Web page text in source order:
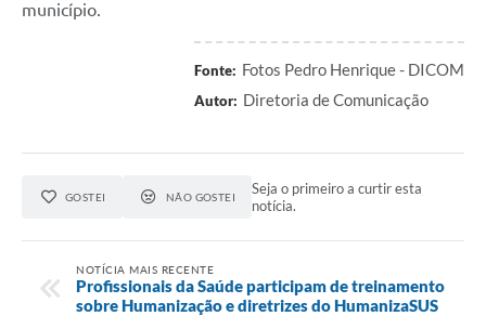
município.
Fonte: Fotos Pedro Henrique - DICOM
Autor: Diretoria de Comunicação
GOSTEI NÃO GOSTEI
Seja o primeiro a curtir esta
notícia.
NOTÍCIA MAIS RECENTE
Profissionais da Saúde participam de treinamento
sobre Humanização e diretrizes do HumanizaSUS